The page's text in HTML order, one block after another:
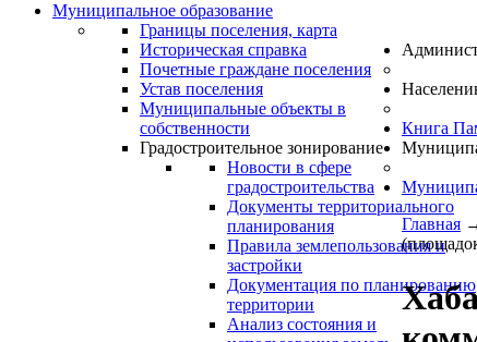
Муниципальное образование
Границы поселения, карта
Историческая справка
Почетные граждане поселения
Устав поселения
Муниципальные объекты в
собственности
Градостроительное зонирование
Новости в сфере
градостроительства
Документы территориального
планирования
Правила землепользования и
застройки
Документация по планированию
территории
Анализ состояния и
Книга
Главная